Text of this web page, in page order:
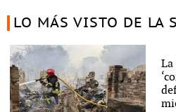
LO MÁS VISTO DE LA
La